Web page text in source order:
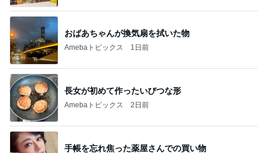
おばあちゃんが換気扇を拭いた物
Amebaトピックス 1日前
長女が初めて作ったいびつな形
Amebaトピックス 2日前
手帳を忘れ焦った薬屋さんでの買い物